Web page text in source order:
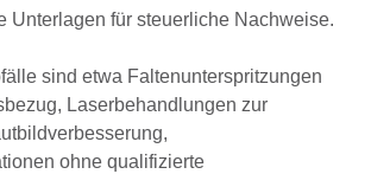
Unterlagen für steuerliche Nachweise.
sind etwa Faltenunterspritzungen
Laserbehandlungen zur
ohne qualifizierte